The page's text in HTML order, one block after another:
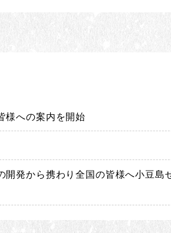
様への案内を開始
発から携わり全国の皆様へ小豆島